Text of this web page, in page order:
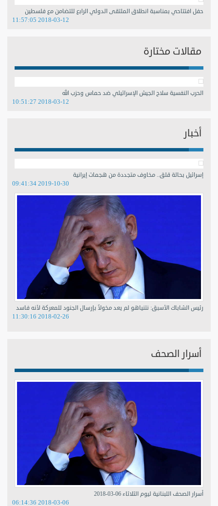
حفل افتتاحي بمناسبة انطلاق الملتقى الدولي الرابع للتضامن مع فلسطين
2018-03-12 11:57:05
مقالات مختارة
الحرب النفسية سلاح الجيش الإسرائيلي ضد حماس وحزب الله
2018-03-12 10:51:27
أخبار
إسرائيل بحالة قلق.. مخاوف متجددة من هجمات إيرانية
2019-10-30 09:41:34
رئيس الشاباك الأسبق: نتنياهو لم يعد مخولاً بإرسال الجنود للمعركة لأنه فاسد
2018-02-26 11:30:16
أسرار الصحف
أسرار الصحف اللبنانية ليوم الثلاثاء 06-03-2018
2018-03-06 06:14:36